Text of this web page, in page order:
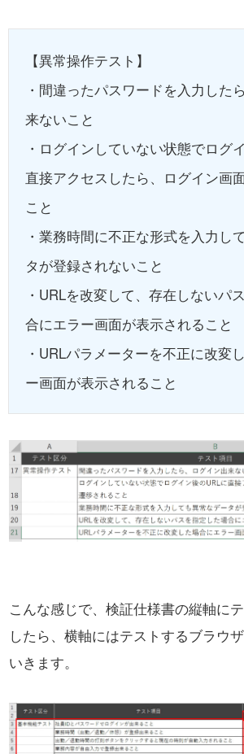
【異常操作テスト】
・間違ったパスワードを入力した
来ないこと
・ログインしていない状態でログ
直接アクセスしたら、ログイン画
こと
・業務時間に不正な形式を入力し
タが登録されないこと
・URLを改変して、存在しないパ
合にエラー画面が表示されること
・URLパラメーターを不正に改変
ー画面が表示されること
こんな感じで、検証仕様書の縦軸に
したら、 横軸にはテストするブラウ
いきます。